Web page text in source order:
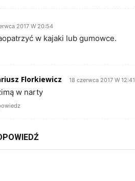
2017 W 20:54
w kajaki lub gumowce.
Florkiewicz 18 czerwca 2017 W 12:41
w narty